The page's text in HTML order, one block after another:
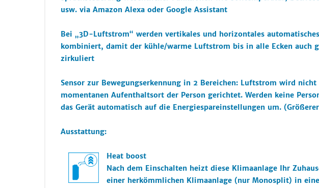
usw. via Amazon Alexa oder Google Assistant
Bei „3D-Luftstrom“ werden vertikales und horizontales automatisches
kombiniert, damit der kühle/warme Luftstrom bis in alle Ecken auch
zirkuliert
Sensor zur Bewegungserkennung in 2 Bereichen: Luftstrom wird
momentanen Aufenthaltsort der Person gerichtet. Werden keine
das Gerät automatisch auf die Energiespareinstellungen um.
Ausstattung:
Heat boost
Nach dem Einschalten heizt diese Klimaanlage Ihr
einer herkömmlichen Klimaanlage (nur Monosplit) in